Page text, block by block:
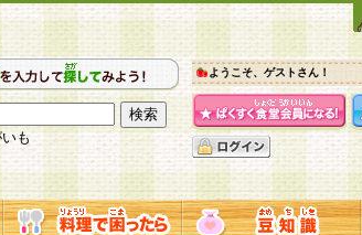
も
ようこそ、ゲストさん！